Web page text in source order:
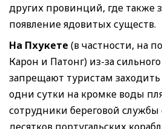
других провинций, где также
появление ядовитых существ.
На Пхукете (в частности, на
Карон и Патонг) из-за
запрещают туристам заходить
одни сутки на кромке воды
сотрудники береговой службы
десятков португальских